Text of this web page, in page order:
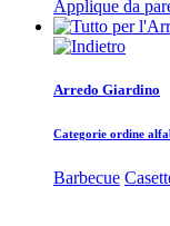
Applique da
Arredo Giardino
Categorie ordine
Barbecue